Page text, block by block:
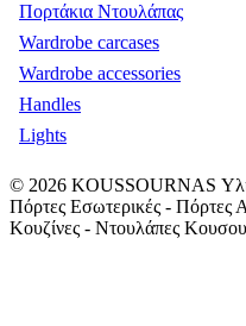
Πορτάκια Ντουλάπας
Wardrobe carcases
Wardrobe accessories
Handles
Lights
© 2026 KOUSSOURNAS
Πόρτες Εσωτερικές - Πόρτες
Κουζίνες - Ντουλάπες